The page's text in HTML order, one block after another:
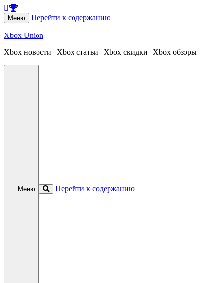
Меню Перейти к содержанию
Xbox Union
Xbox новости | Xbox статьи | Xbox скидки | Xbox обзоры
Меню Перейти к содержанию